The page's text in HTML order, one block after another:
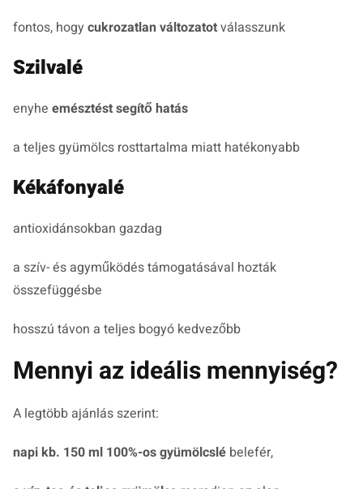
fontos, hogy cukrozatlan változatotválasszunk
Szilvalé
enyhe emésztést segítő hatás
a teljes gyümölcs rosttartalma miatt hatékonyabb
Kékáfonyalé
antioxidánsokban gazdag
a szív- és agyműködés támogatásával hozták
összefüggésbe
hosszú távon a teljes bogyó kedvezőbb
Mennyi az ideális mennyiség?
A legtöbb ajánlás szerint:
napi kb. 150 ml 100%-os gyümölcslé belefér,